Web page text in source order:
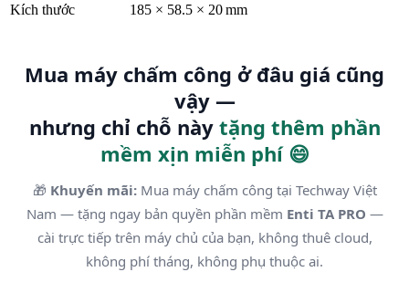
Kích thước
185 × 58.5 × 20 mm
Mua máy chấm công ở đâu giá cũng
vậy —
nhưng chỉ chỗ này tặng thêm phần
mềm xịn miễn phí 😄
🎁 Khuyến mãi:Mua máy chấm công tại Techway Việt
Nam — tặng ngay bản quyền phần mềm Enti TA PRO —
cài trực tiếp trên máy chủ của bạn, không thuê cloud,
không phí tháng, không phụ thuộc ai.